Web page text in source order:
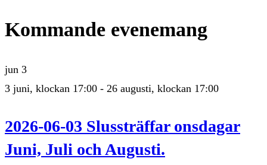
Kommande evenemang
jun 3
3 juni, klockan 17:00 - 26 augusti, klockan 17:00
2026-06-03 Slussträffar onsdagar
Juni, Juli och Augusti.